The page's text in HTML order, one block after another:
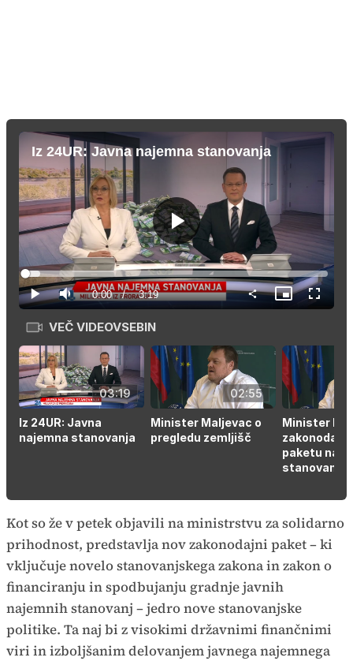
Iz 24UR: Javna najemna stanovanja
Predvajaj
Predvajaj
Tiho Current
Time
0:00 / Duration
3:19
Loaded:
4.97%
Slika
v
način
VEČ VIDEOVSEBIN
03:19
Iz 24UR: Javna
najemna stanovanja
02:55
Minister Maljevac o
pregledu zemljišč
Minister
paketu na
Kot so že v petek objavili na ministrstvu za solidarno
prihodnost, predstavlja nov zakonodajni paket – ki
vključuje novelo stanovanjskega zakona in zakon o
financiranju in spodbujanju gradnje javnih
najemnih stanovanj – jedro nove stanovanjske
politike. Ta naj bi z visokimi državnimi finančnimi
viri in izboljšanim delovanjem javnega najemnega